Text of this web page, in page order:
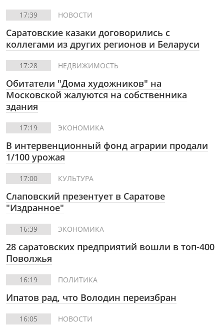
17:39 НОВОСТИ
Саратовские казаки договорились с
коллегами из других регионов и Беларуси
17:28 НЕДВИЖИМОСТЬ
Обитатели "Дома художников" на
Московской жалуются на собственника
здания
17:19 ЭКОНОМИКА
В интервенционный фонд аграрии продали
1/100 урожая
17:00 КУЛЬТУРА
Слаповский презентует в Саратове
"Издранное"
16:39 ЭКОНОМИКА
28 саратовских предприятий вошли в топ-400
Поволжья
16:19 ПОЛИТИКА
Ипатов рад, что Володин переизбран
16:05 НОВОСТИ